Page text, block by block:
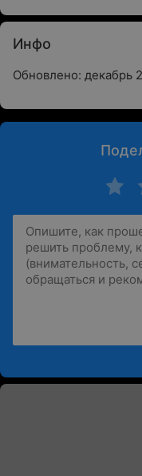
Инфо
Обновлено: декабрь